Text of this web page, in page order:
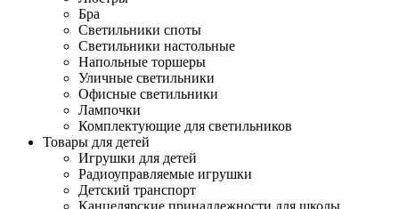
Бра
Светильники споты
Светильники настольные
Напольные торшеры
Уличные светильники
Офисные светильники
Лампочки
Комплектующие для светильников
Товары для детей
Игрушки для детей
Радиоуправляемые игрушки
Детский транспорт
Канцелярские принадлежности для школы